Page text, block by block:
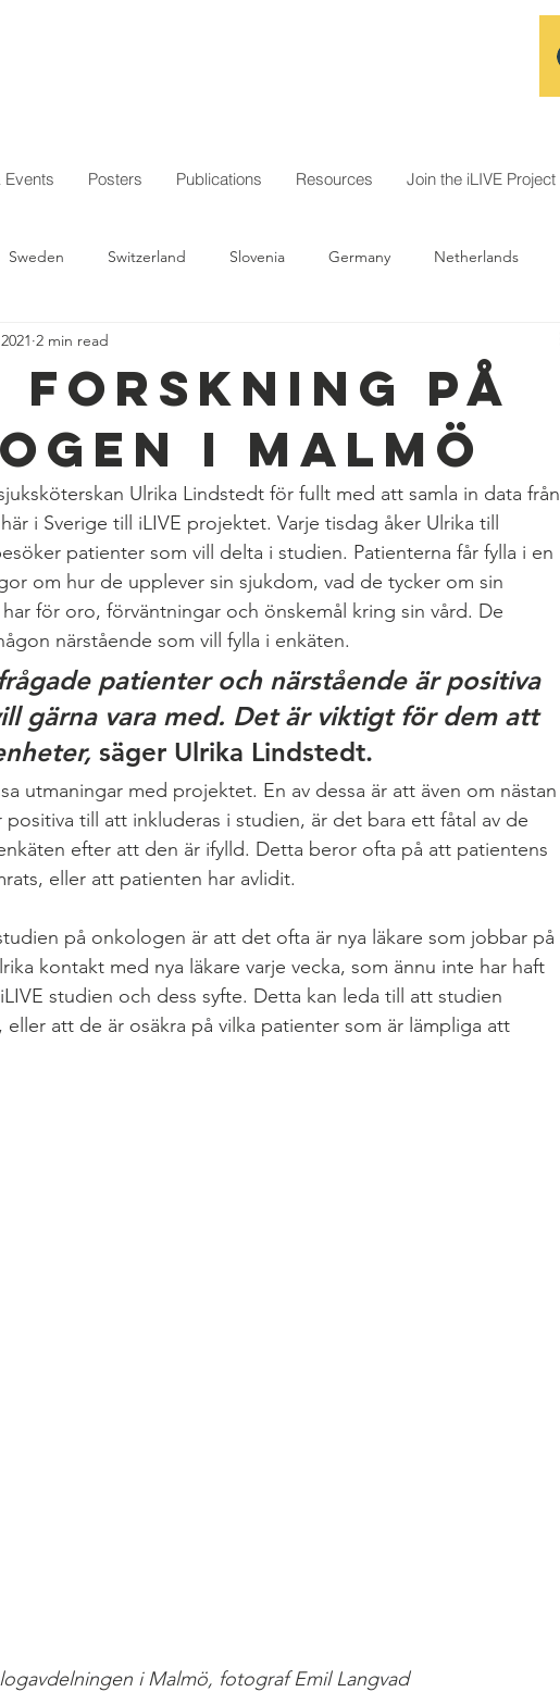
Events Posters Publications Resources Join the iLIVE Project
Sweden Switzerland Slovenia Germany Netherlands
Australia
Forskning på
i Malmö
2 min read
Ulrika Lindstedt för fullt med att samla in data från
i Sverige till iLIVE projektet. Varje tisdag åker Ulrika till
patienter som vill delta i studien. Patienterna får fylla i en
om hur de upplever sin sjukdom, vad de tycker om sin
för oro, förväntningar och önskemål kring sin vård. De
närstående som vill fylla i enkäten.
patienter och närstående är positiva
gärna vara med. Det är viktigt för dem att
säger Ulrika Lindstedt.
utmaningar med projektet. En av dessa är att även om nästan
till att inkluderas i studien, är det bara ett fåtal av de
efter att den är ifylld. Detta beror ofta på att patientens
eller att patienten har avlidit.
på onkologen är att det ofta är nya läkare som jobbar på
kontakt med nya läkare varje vecka, som ännu inte har haft
studien och dess syfte. Detta kan leda till att studien
eller att de är osäkra på vilka patienter som är lämpliga att
i Malmö, fotograf Emil Langvad